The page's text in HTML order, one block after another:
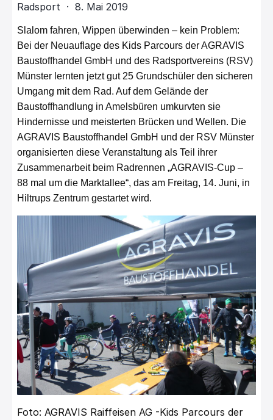
Radsport · 8. Mai 2019
Slalom fahren, Wippen überwinden – kein Problem:
Bei der Neuauflage des Kids Parcours der AGRAVIS
Baustoffhandel GmbH und des Radsportvereins (RSV)
Münster lernten jetzt gut 25 Grundschüler den sicheren
Umgang mit dem Rad. Auf dem Gelände der
Baustoffhandlung in Amelsbüren umkurvten sie
Hindernisse und meisterten Brücken und Wellen. Die
AGRAVIS Baustoffhandel GmbH und der RSV Münster
organisierten diese Veranstaltung als Teil ihrer
Zusammenarbeit beim Radrennen „AGRAVIS-Cup –
88 mal um die Marktallee“, das am Freitag, 14. Juni, in
Hiltrups Zentrum gestartet wird.
Foto: AGRAVIS Raiffeisen AG -Kids Parcours der